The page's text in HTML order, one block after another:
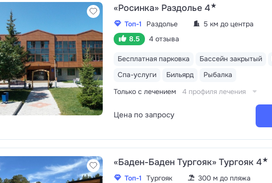
«Росинка» Раздолье 4★
Топ-1 Раздолье
5 км до центра
8.5
4 отзыва
Бесплатная парковка Бассейн закрытый
Спа-услуги
Бильярд
Рыбалка
Только с лечением
4 профиля лечения
Цена по запросу
«Баден-Баден Тургояк» Тургояк 4★
Топ-1 Тургояк
300 м до пляжа